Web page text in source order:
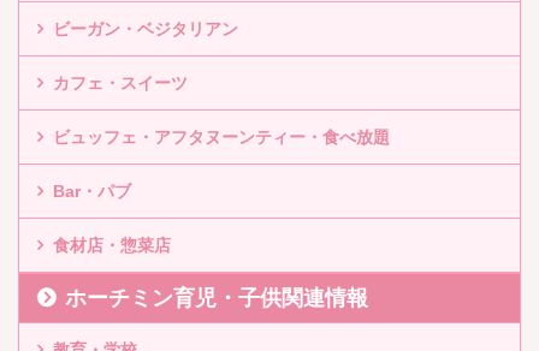
ビーガン・ベジタリアン
カフェ・スイーツ
ビュッフェ・アフタヌーンティー・食べ放題
Bar・パブ
食材店・惣菜店
ホーチミン育児・子供関連情報